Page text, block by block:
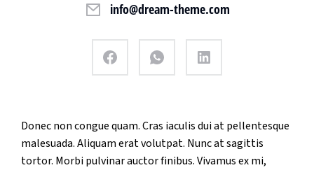
info@dream-theme.com
Donec non congue quam. Cras iaculis dui at pellentesque
malesuada. Aliquam erat volutpat. Nunc at sagittis
tortor. Morbi pulvinar auctor finibus. Vivamus ex mi,